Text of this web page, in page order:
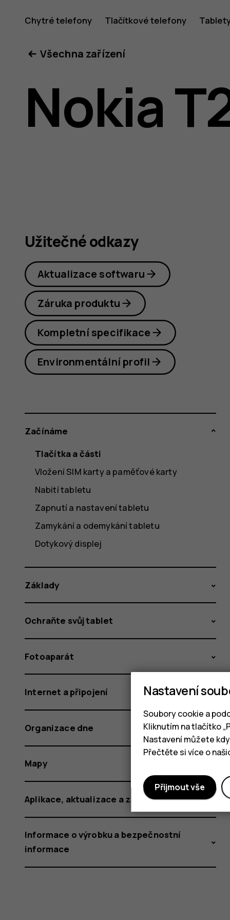
příručka
k tabletu
T20
Chytré telefony Tlačítkové telefony
Všechna zařízení
Nokia
Užitečné odkazy
Aktualizace softwaru
Záruka produktu
Kompletní specifikace
Environmentální profil
Začínáme
Tlačítka a části
Vložení SIM karty a paměťové karty
Nabití tabletu
Zapnutí a nastavení tabletu
Zamykání a odemykání tabletu
Dotykový displej
Základy
Ochraňte svůj tablet
Fotoaparát
Internet a připojení
Organizace dne
Mapy
Aplikace, aktualizace a zálohování
Informace o výrobku a bezpečnostní
informace
Nastavení
Soubory cookie a
Kliknutím na tlačítko
Nastavení můžete
Přečtěte si více o
Přijmout vše